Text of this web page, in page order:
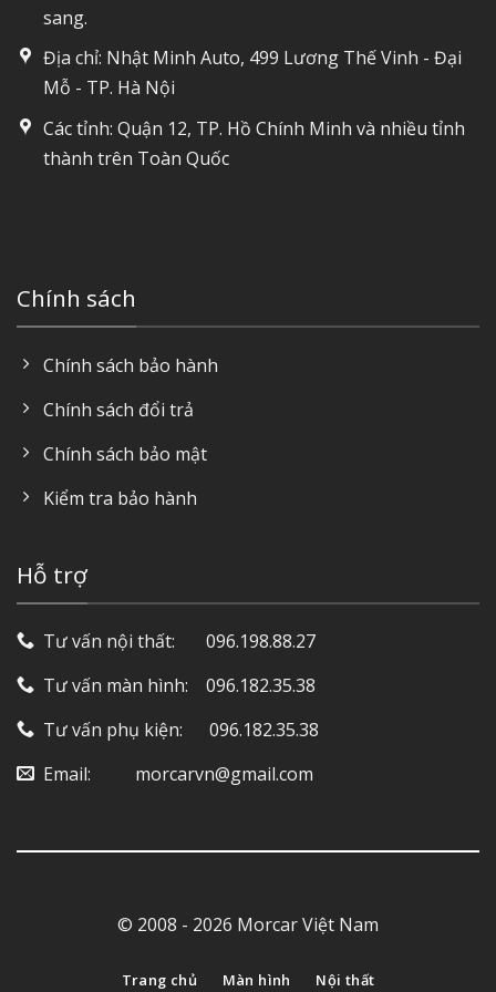
sang.
Địa chỉ: Nhật Minh Auto, 499 Lương Thế Vinh - Đại
Mỗ - TP. Hà Nội
Các tỉnh: Quận 12, TP. Hồ Chính Minh và nhiều tỉnh
thành trên Toàn Quốc
Chính sách
Chính sách bảo hành
Chính sách đổi trả
Chính sách bảo mật
Kiểm tra bảo hành
Hỗ trợ
Tư vấn nội thất: ‎ ‎ ‎ ‎ ‎ ‎ 096.198.88.27
Tư vấn màn hình: ‎ ‎ ‎ 096.182.35.38
Tư vấn phụ kiện: ‎ ‎ ‎ ‎‎ ‎ 096.182.35.38
Email: ‎ ‎ ‎ ‎ ‎ ‎ ‎ ‎ ‎ morcarvn@gmail.com
© 2008 - 2026 Morcar Việt Nam
Trang chủ Màn hình Nội thất